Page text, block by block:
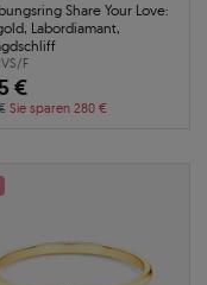
Share Your Love:
Labordiamant,
VS/F
€
Sie sparen 280 €